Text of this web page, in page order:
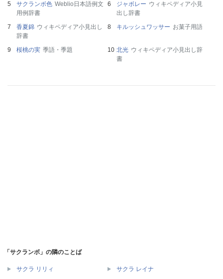
サクランボ色 Weblio日本語例文
用例辞書
ジャボレー ウィキペディア小見
出し辞書
香夏錦 ウィキペディア小見出し
辞書
キルッシュワッサー お菓子用語
桜桃の実 季語・季題 北光 ウィキペディア小見出し辞
書
「サクランボ」の隣のことば
サクラ リリィ サクラ レイナ